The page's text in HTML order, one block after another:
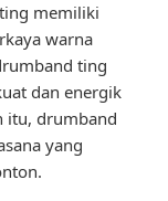
memiliki
warna
ting
dan energik
itu, drumband
yang